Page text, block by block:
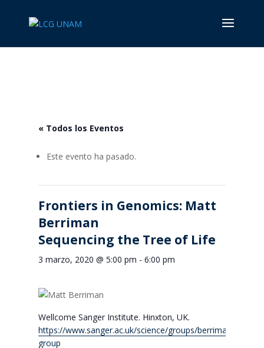
« Todos los Eventos
Este evento ha pasado.
Frontiers in Genomics: Matt
Berriman
Sequencing the Tree of Life
3 marzo, 2020 @ 5:00 pm - 6:00 pm
Wellcome Sanger Institute. Hinxton, UK.
https://www.sanger.ac.uk/science/groups/berriman­‐
group